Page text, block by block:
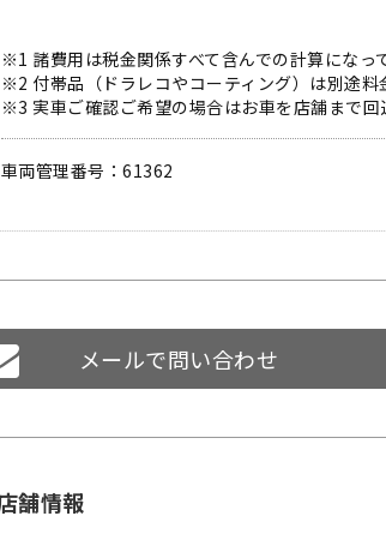
※1 諸費用は税金関係すべて含んでの計算になっ
※2 付帯品（ドラレコやコーティング）は別途料
※3 実車ご確認ご希望の場合はお車を店舗まで
車両管理番号：61362
メールで問い合わせ
舗情報